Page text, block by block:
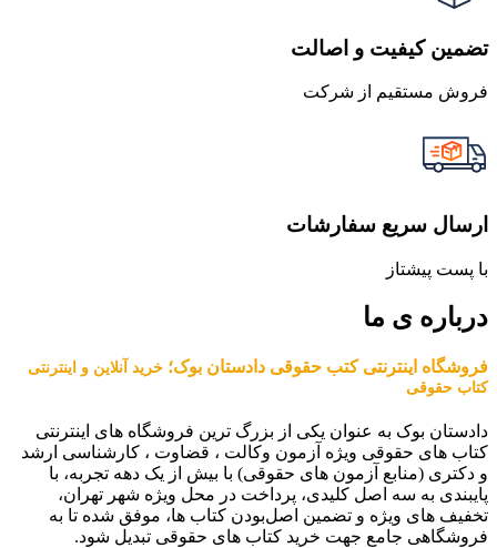
تضمین کیفیت و اصالت
فروش مستقیم از شرکت
ارسال سریع سفارشات
با پست پیشتاز
درباره ی ما
فروشگاه اینترنتی کتب حقوقی دادستان بوک؛ خرید آنلاین و اینترنتی
کتاب حقوقی
دادستان بوک به عنوان یکی از بزرگ ترین فروشگاه های اینترنتی
کتاب های حقوقی ویژه آزمون وکالت ، قضاوت ، کارشناسی ارشد
و دکتری (منابع آزمون های حقوقی) با بیش از یک دهه تجربه، با
پایبندی به سه اصل کلیدی، پرداخت در محل ویژه شهر تهران،
تخفیف های ویژه و تضمین اصل‌بودن کتاب ها، موفق شده تا به
فروشگاهی جامع جهت خرید کتاب های حقوقی تبدیل شود.